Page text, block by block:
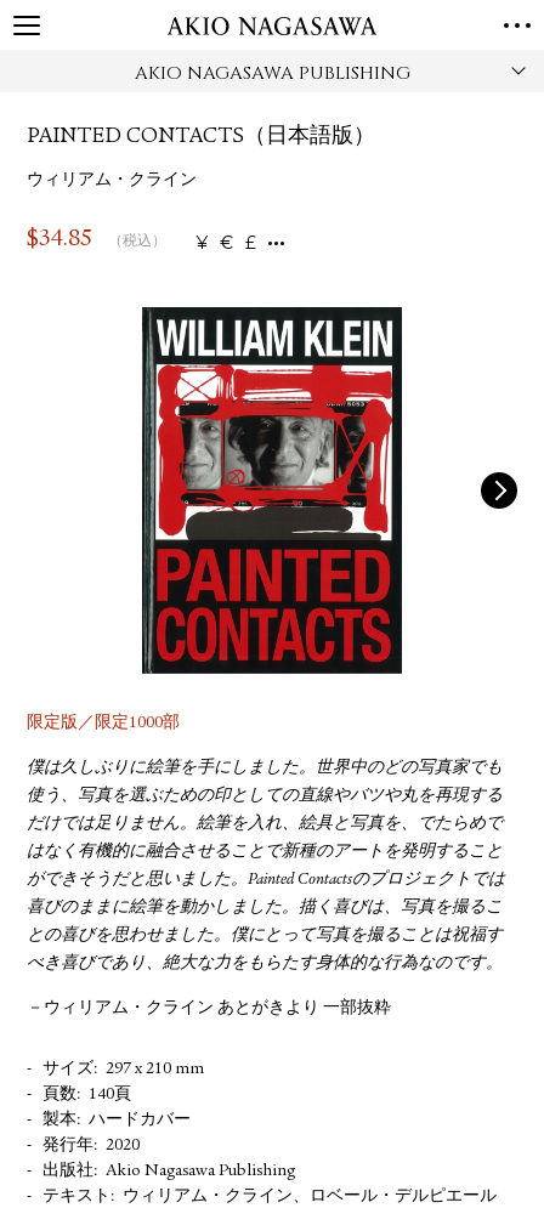
AKIO NAGASAWA PUBLISHING
PAINTED CONTACTS（日本語版）
ウィリアム・クライン
$34.85 （税込） ¥ € £
限定版／限定1000部
僕は久しぶりに絵筆を手にしました。世界中のどの写真家でも
使う、写真を選ぶための印としての直線やバツや丸を再現する
だけでは足りません。絵筆を入れ、絵具と写真を、でたらめで
はなく有機的に融合させることで新種のアートを発明すること
ができそうだと思いました。Painted Contactsのプロジェクトでは
喜びのままに絵筆を動かしました。描く喜びは、写真を撮るこ
との喜びを思わせました。僕にとって写真を撮ることは祝福す
べき喜びであり、絶大な力をもらたす身体的な行為なのです。
－ウィリアム・クライン あとがきより 一部抜粋
サイズ
297 x 210 mm
頁数
140頁
製本
ハードカバー
発行年
2020
出版社
Akio Nagasawa Publishing
テキスト
ウィリアム・クライン、ロベール・デルピエール
TOP
GINZA AOYAMA
TORANOMON
ONLINE
ABOUT
LOCATIONS
PRIVACY POLICY
INSTAGRAM
PUBLISHING
TWITTER
FACEBOOK
YOUTUBE